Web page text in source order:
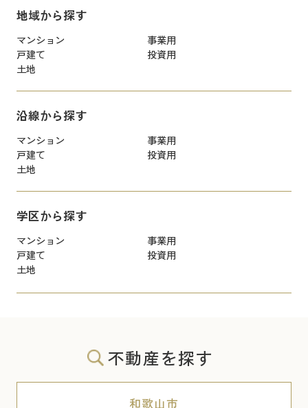
地域から探す
マンション
事業用
戸建て
投資用
土地
沿線から探す
マンション
事業用
戸建て
投資用
土地
学区から探す
マンション
事業用
戸建て
投資用
土地
不動産を探す
和歌山市